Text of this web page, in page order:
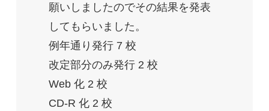
願いしましたのでその結果を発表
してもらいました。
例年通り発行 7 校
改定部分のみ発行 2 校
Web 化 2 校
CD-R 化 2 校